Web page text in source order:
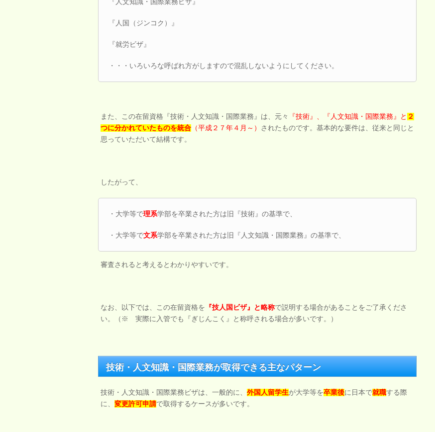
『人文知識・国際業務ビザ』
『人国（ジンコク）』
『就労ビザ』
・・・いろいろな呼ばれ方がしますので混乱しないようにしてください。
また、この在留資格『技術・人文知識・国際業務』は、元々 『技術』、『人文知識・国際業務』と ２
つに分かれていたものを統合 （平成２７年４月～）
されたものです。基本的な要件は、従来と同じと
思っていただいて結構です。
したがって、
・大学等で理系学部を卒業された方は旧『技術』の基準で、
・大学等で文系学部を卒業された方は旧『人文知識・国際業務』の基準で、
審査されると考えるとわかりやすいです。
なお、以下では、この在留資格を 『技人国ビザ』と略称で説明する場合があることをご了承くださ
い。（※ 実際に入管でも『ぎじんこく』と称呼される場合が多いです。）
技術・人文知識・国際業務が取得できる主なパターン
技術・人文知識・国際業務ビザは、一般的に、 外国人留学生が大学等を卒業後に日本で就職する際
に、 変更許可申請で取得するケースが多いです。